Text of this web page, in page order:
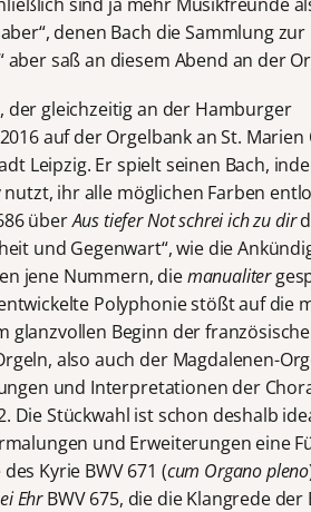
denen Bach die Sammlung zur
aber saß an diesem Abend an der
gleichzeitig an der Hamburger
auf der Orgelbank an St. Marien
Leipzig. Er spielt seinen Bach,
ihr alle möglichen Farben
überAus tiefer Not schrei ich zu dir
und Gegenwart“, wie die
jene Nummern, diemanualiter
Polyphonie stößt auf die
glanzvollen Beginn der
also auch der Magdalenen-
und Interpretationen der
Die Stückwahl ist schon deshalb
und Erweiterungen eine
Kyrie BWV 671 (cum Organo pleno
EhrBWV 675, die die Klangrede der